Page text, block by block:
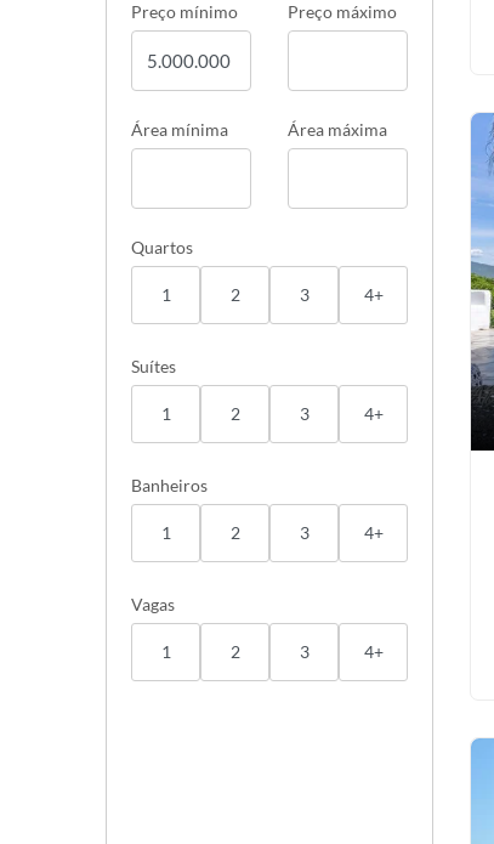
Preço mínimo Preço máximo
Área mínima Área máxima
Quartos
1 2 3 4+
Suítes
1 2 3 4+
Banheiros
1 2 3 4+
Vagas
1 2 3 4+